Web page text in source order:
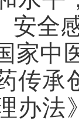
安全
家中
传承
办法